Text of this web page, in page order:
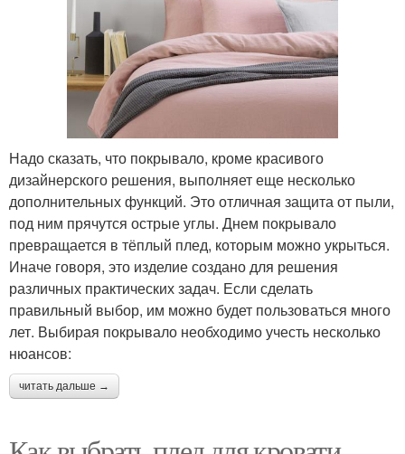
Надо сказать, что покрывало, кроме красивого
дизайнерского решения, выполняет еще несколько
дополнительных функций. Это отличная защита от пыли,
под ним прячутся острые углы. Днем покрывало
превращается в тёплый плед, которым можно укрыться.
Иначе говоря, это изделие создано для решения
различных практических задач. Если сделать
правильный выбор, им можно будет пользоваться много
лет. Выбирая покрывало необходимо учесть несколько
нюансов:
читать дальше →